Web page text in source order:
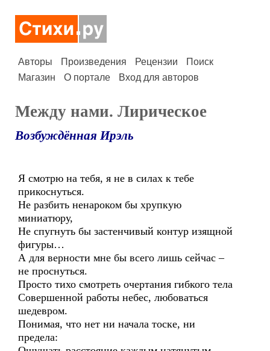
Авторы Произведения Рецензии
Поиск
Магазин
О портале Вход для авторов
Между нами. Лирическое
Возбуждённая Ирэль
Я смотрю на тебя, я не в силах к тебе
прикоснуться.
Не разбить ненароком бы хрупкую
миниатюру,
Не спугнуть бы застенчивый контур изящной
фигуры…
А для верности мне бы всего лишь сейчас –
не проснуться.
Просто тихо смотреть очертания гибкого тела
Совершенной работы небес, любоваться
шедевром.
Понимая, что нет ни начала тоске, ни
предела: